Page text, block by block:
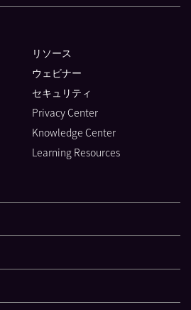
リソース
ウェビナー
セキュリティ
Privacy Center
Knowledge Center
Learning Resources